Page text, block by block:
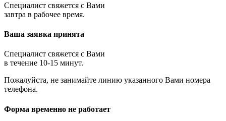
Специалист свяжется с Вами
завтра в рабочее время.
Ваша заявка принята
Специалист свяжется с Вами
в течение 10-15 минут.
Пожалуйста, не занимайте линию указанного Вами номера
телефона.
Форма временно не работает